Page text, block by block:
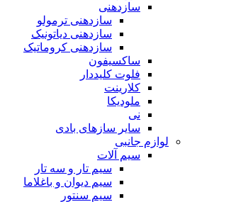
سازدهنی
سازدهنی ترمولو
سازدهنی دیاتونیک
سازدهنی کروماتیک
ساکسیفون
فلوت کلیددار
کلارینت
ملودیکا
نی
سایر سازهای بادی
لوازم جانبی
سیم آلات
سیم تار و سه تار
سیم دیوان و باغلاما
سیم سنتور